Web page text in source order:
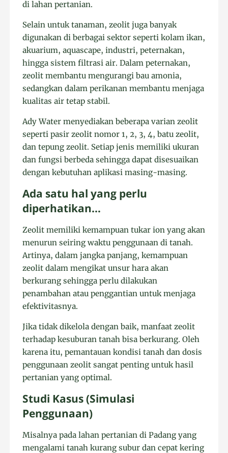
di lahan pertanian.
Selain untuk tanaman, zeolit juga banyak
digunakan di berbagai sektor seperti kolam ikan,
akuarium, aquascape, industri, peternakan,
hingga sistem filtrasi air. Dalam peternakan,
zeolit membantu mengurangi bau amonia,
sedangkan dalam perikanan membantu menjaga
kualitas air tetap stabil.
Ady Water menyediakan beberapa varian zeolit
seperti pasir zeolit nomor 1, 2, 3, 4, batu zeolit,
dan tepung zeolit. Setiap jenis memiliki ukuran
dan fungsi berbeda sehingga dapat disesuaikan
dengan kebutuhan aplikasi masing-masing.
Ada satu hal yang perlu
diperhatikan…
Zeolit memiliki kemampuan tukar ion yang akan
menurun seiring waktu penggunaan di tanah.
Artinya, dalam jangka panjang, kemampuan
zeolit dalam mengikat unsur hara akan
berkurang sehingga perlu dilakukan
penambahan atau penggantian untuk menjaga
efektivitasnya.
Jika tidak dikelola dengan baik, manfaat zeolit
terhadap kesuburan tanah bisa berkurang. Oleh
karena itu, pemantauan kondisi tanah dan dosis
penggunaan zeolit sangat penting untuk hasil
pertanian yang optimal.
Studi Kasus (Simulasi
Penggunaan)
Misalnya pada lahan pertanian di Padang yang
mengalami tanah kurang subur dan cepat kering